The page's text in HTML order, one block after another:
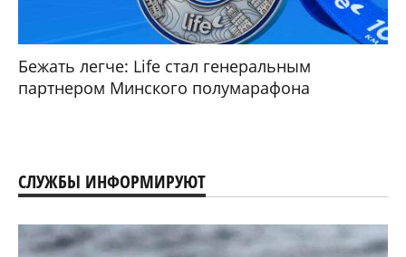
Бежать легче: Life стал генеральным
партнером Минского полумарафона
СЛУЖБЫ ИНФОРМИРУЮТ